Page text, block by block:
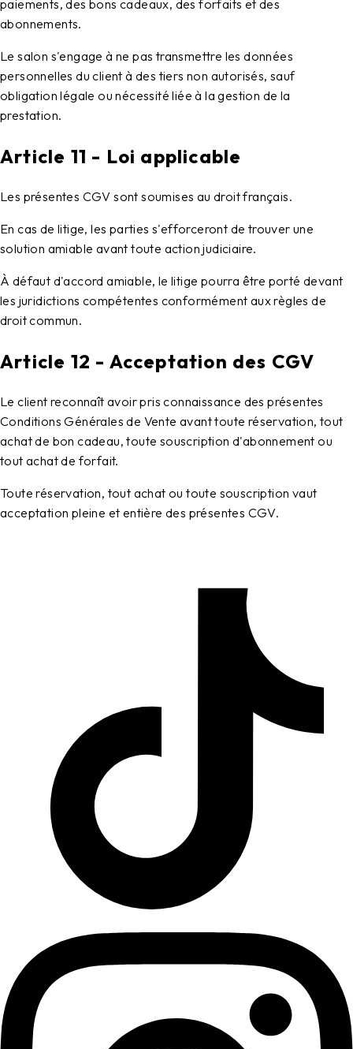
paiements, des bons cadeaux, des forfaits et des
abonnements.
Le salon s'engage à ne pas transmettre les données
personnelles du client à des tiers non autorisés, sauf
obligation légale ou nécessité liée à la gestion de la
prestation.
Article 11 - Loi applicable
Les présentes CGV sont soumises au droit français.
En cas de litige, les parties s'efforceront de trouver une
solution amiable avant toute action judiciaire.
À défaut d'accord amiable, le litige pourra être porté devant
les juridictions compétentes conformément aux règles de
droit commun.
Article 12 - Acceptation des CGV
Le client reconnaît avoir pris connaissance des présentes
Conditions Générales de Vente avant toute réservation, tout
achat de bon cadeau, toute souscription d'abonnement ou
tout achat de forfait.
Toute réservation, tout achat ou toute souscription vaut
acceptation pleine et entière des présentes CGV.